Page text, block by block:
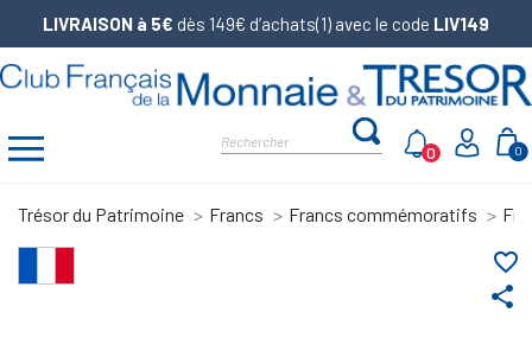
LIVRAISON à 5€ dès 149€ d’achats(1) avec le code LIV149
0
0
Trésor du Patrimoine Francs Francs commémoratifs
share
favorite_border